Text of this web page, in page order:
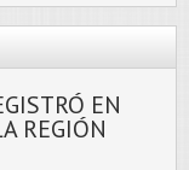
EN
REGIÓN